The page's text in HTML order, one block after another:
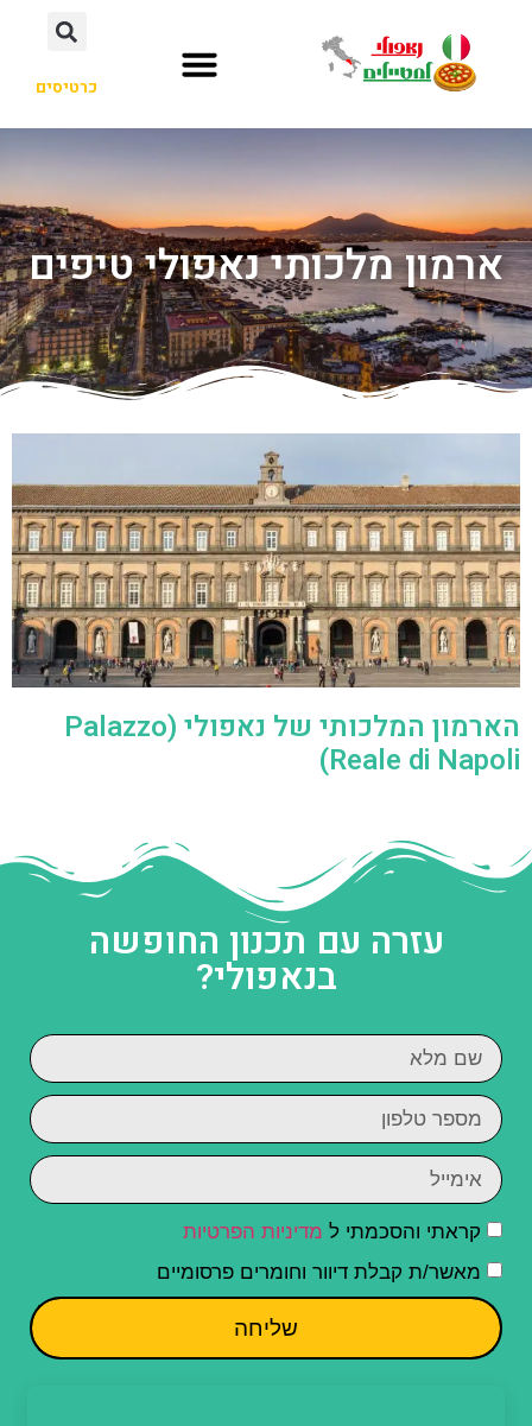
כרטיסים
ארמון מלכותי נאפולי טיפים
הארמון המלכותי של נאפולי (Palazzo
Reale di Napoli)
עזרה עם תכנון החופשה
בנאפולי?
קראתי והסכמתי ל מדיניות הפרטיות
מאשר/ת קבלת דיוור וחומרים פרסומיים
שליחה